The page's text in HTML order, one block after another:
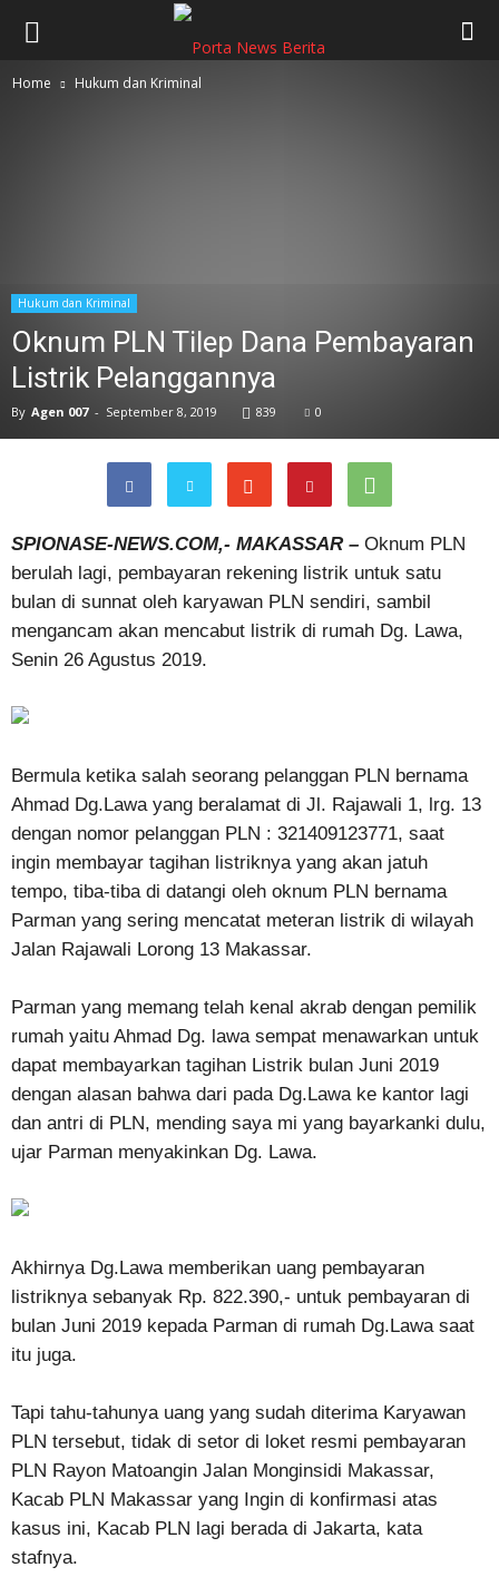
Home Hukum dan Kriminal
Hukum dan Kriminal
Oknum PLN Tilep Dana Pembayaran
Listrik Pelanggannya
By Agen 007 - September 8, 2019 839 0
SPIONASE-NEWS.COM,- MAKASSAR – Oknum PLN
berulah lagi, pembayaran rekening listrik untuk satu
bulan di sunnat oleh karyawan PLN sendiri, sambil
mengancam akan mencabut listrik di rumah Dg. Lawa,
Senin 26 Agustus 2019.
Bermula ketika salah seorang pelanggan PLN bernama
Ahmad Dg.Lawa yang beralamat di Jl. Rajawali 1, lrg. 13
dengan nomor pelanggan PLN : 321409123771, saat
ingin membayar tagihan listriknya yang akan jatuh
tempo, tiba-tiba di datangi oleh oknum PLN bernama
Parman yang sering mencatat meteran listrik di wilayah
Jalan Rajawali Lorong 13 Makassar.
Parman yang memang telah kenal akrab dengan pemilik
rumah yaitu Ahmad Dg. lawa sempat menawarkan untuk
dapat membayarkan tagihan Listrik bulan Juni 2019
dengan alasan bahwa dari pada Dg.Lawa ke kantor lagi
dan antri di PLN, mending saya mi yang bayarkanki dulu,
ujar Parman menyakinkan Dg. Lawa.
Akhirnya Dg.Lawa memberikan uang pembayaran
listriknya sebanyak Rp. 822.390,- untuk pembayaran di
bulan Juni 2019 kepada Parman di rumah Dg.Lawa saat
itu juga.
Tapi tahu-tahunya uang yang sudah diterima Karyawan
PLN tersebut, tidak di setor di loket resmi pembayaran
PLN Rayon Matoangin Jalan Monginsidi Makassar,
Kacab PLN Makassar yang Ingin di konfirmasi atas
kasus ini, Kacab PLN lagi berada di Jakarta, kata
stafnya.